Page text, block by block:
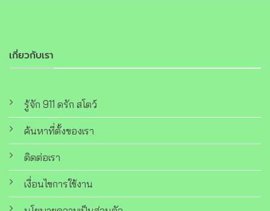
เกี่ยวกับเรา
รู้จัก 911 ดรัก สโตว์
ค้นหาที่ตั้งของเรา
ติดต่อเรา
เงื่อนไขการใช้งาน